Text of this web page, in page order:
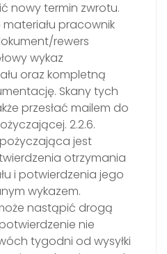
nowy termin zwrotu.
materiału pracownik
rewers
wykaz
oraz kompletną
Skany tych
przesłać mailem do
2.2.6.
jest
otrzymania
i potwierdzenia jego
wykazem.
nastąpić drogą
nie
tygodni od wysyłki